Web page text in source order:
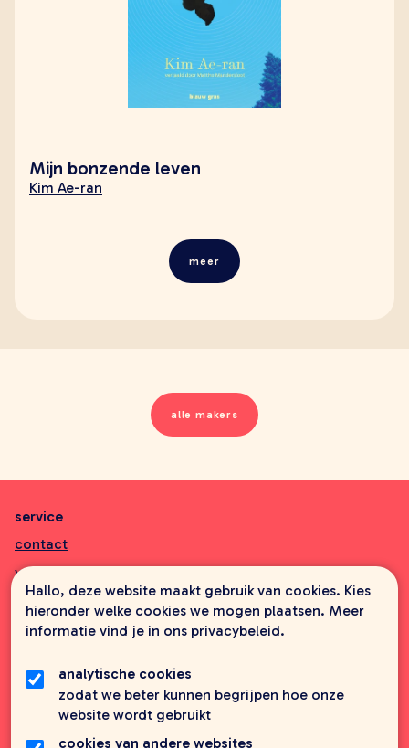
Hallo, deze website maakt gebruik van cookies. Kies
hieronder welke cookies we mogen plaatsen. Meer
informatie vind je in ons privacybeleid.
analytische cookies
zodat we beter kunnen begrijpen hoe onze
website wordt gebruikt
cookies van andere websites
Mijn bonzende leven
Kim Ae-ran
meer
alle makers
service
contact
veelgestelde vragen
aanbiedingsbrochures
wie zijn wij
foreign rights